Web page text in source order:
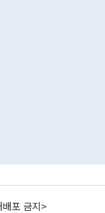
포 금지>